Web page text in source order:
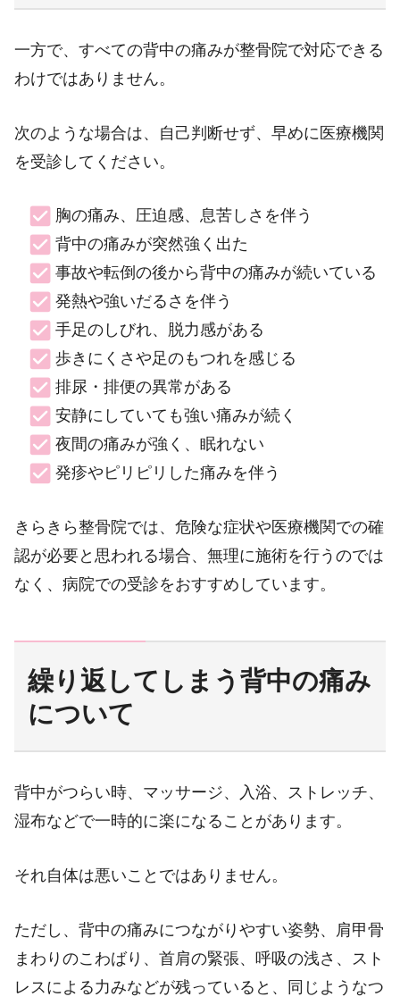
一方で、すべての背中の痛みが整骨院で対応できる
わけではありません。
次のような場合は、自己判断せず、早めに医療機関
を受診してください。
胸の痛み、圧迫感、息苦しさを伴う
背中の痛みが突然強く出た
事故や転倒の後から背中の痛みが続いている
発熱や強いだるさを伴う
手足のしびれ、脱力感がある
歩きにくさや足のもつれを感じる
排尿・排便の異常がある
安静にしていても強い痛みが続く
夜間の痛みが強く、眠れない
発疹やピリピリした痛みを伴う
きらきら整骨院では、危険な症状や医療機関での確
認が必要と思われる場合、無理に施術を行うのでは
なく、病院での受診をおすすめしています。
繰り返してしまう背中の痛み
について
背中がつらい時、マッサージ、入浴、ストレッチ、
湿布などで一時的に楽になることがあります。
それ自体は悪いことではありません。
ただし、背中の痛みにつながりやすい姿勢、肩甲骨
まわりのこわばり、首肩の緊張、呼吸の浅さ、スト
レスによる力みなどが残っていると、同じようなつ